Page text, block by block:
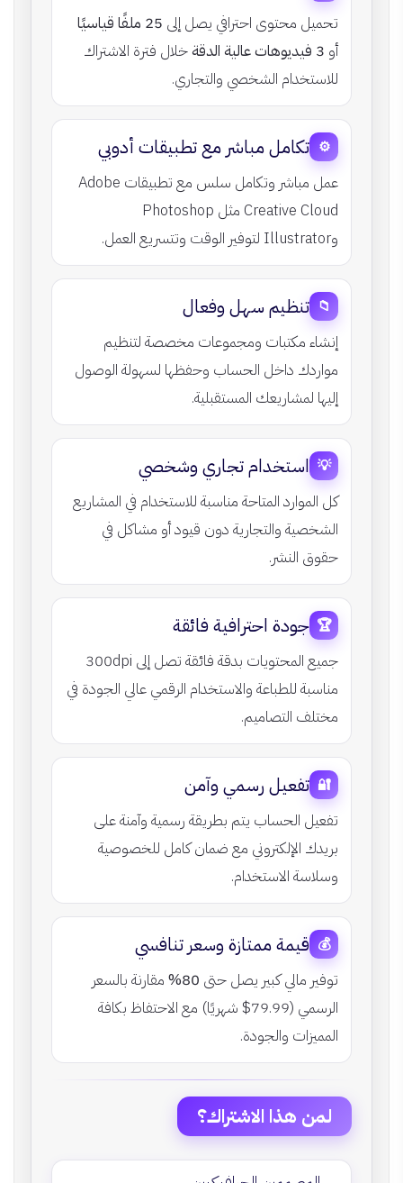
تحميل محتوى احترافي يصل إلى 25 ملفًا قياسيًا
أو 3 فيديوهات عالية الدقة
خلال فترة الاشتراك
للاستخدام الشخصي والتجاري.
⚙️ تكامل مباشر مع تطبيقات أدوبي
عمل مباشر وتكامل سلس مع تطبيقات Adobe
Creative Cloud مثل Photoshop
وIllustrator لتوفير الوقت وتتسريع العمل.
📁 تنظيم سهل وفعال
إنشاء مكتبات ومجموعات مخصصة لتنظيم
مواردك داخل الحساب وحفظها لسهولة الوصول
إليها لمشاريعك المستقبلية.
💡 استخدام تجاري وشخصي
كل الموارد المتاحة مناسبة للاستخدام في المشاريع
الشخصية والتجارية دون قيود أو مشاكل في
حقوق النشر.
🏆 جودة احترافية فائقة
جميع المحتويات بدقة فائقة تصل إلى 300dpi
مناسبة للطباعة والاستخدام الرقمي عالي الجودة في
مختلف التصاميم.
🔐 تفعيل رسمي وآمن
تفعيل الحساب يتم بطريقة رسمية وآمنة على
بريدك الإلكتروني مع ضمان كامل للخصوصية
وسلاسة الاستخدام.
💰 قيمة ممتازة وسعر تنافسي
توفير مالي كبير يصل حتى 80%
مقارنة بالسعر
الرسمي (79.99$ شهريًا) مع الاحتفاظ بكافة
المميزات والجودة.
لمن هذا الاشتراك؟